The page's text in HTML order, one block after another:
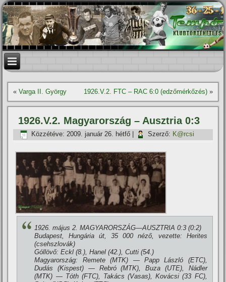
«Varga II. György 1926.V.2. FTC – RAC 6:0 (edzőmérkőzés)»
1926.V.2. Magyarország – Ausztria 0:3
Közzétéve: 2009. január 26. hétfő Szerző: K@rcsi
1926. május 2. MAGYARORSZÁG—AUSZTRIA 0:3 (0:2)
Budapest, Hungária út, 35 000 néző, vezette: Herites
(csehszlovák)
Góllövő: Eckl (8.), Hanel (42.), Cutti (54.)
Magyarország: Remete (MTK) — Papp László (ETC),
Dudás (Kispest) — Rebró (MTK), Buza (UTE), Nádler
(MTK) — Tóth (FTC), Takács (Vasas), Kovácsi (33 FC),